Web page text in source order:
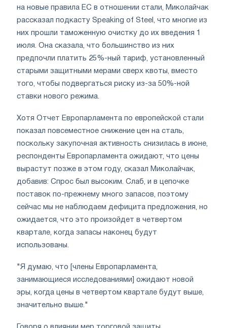
на новые правила ЕС в отношении стали, Миколайчак
рассказал подкасту Speaking of Steel, что многие из
них прошли таможенную очистку до их введения 1
июля. Она сказала, что большинство из них
предпочли платить 25%-ный тариф, установленный
старыми защитными мерами сверх квоты, вместо
того, чтобы подвергаться риску из-за 50%-ной
ставки нового режима.
Хотя Отчет Европарламента по европейской стали
показал повсеместное снижение цен на сталь,
поскольку закупочная активность снизилась в июне,
респонденты Европарламента ожидают, что цены
вырастут позже в этом году, сказал Миколайчак,
добавив: Спрос был высоким. Слаб, и в цепочке
поставок по-прежнему много запасов, поэтому
сейчас мы не наблюдаем дефицита предложения, но
ожидается, что это произойдет в четвертом
квартале, когда запасы наконец будут
использованы.
"Я думаю, что [члены Европарламента,
занимающиеся исследованиями] ожидают новой
эры, когда цены в четвертом квартале будут выше,
значительно выше."